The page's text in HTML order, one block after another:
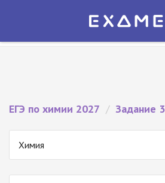
Экзамер — ЕГЭ 2027
ЕГЭ по химии 2027 / Задание
Химия